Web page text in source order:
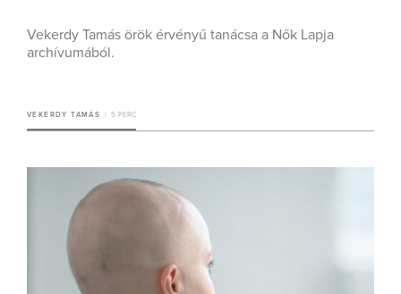
Vekerdy Tamás örök érvényű tanácsa a Nők Lapja
archívumából.
VEKERDY TAMÁS 5 PERC